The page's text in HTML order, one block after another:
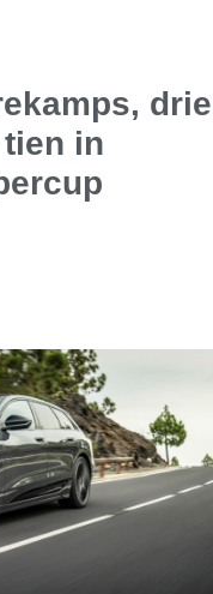
drie
in